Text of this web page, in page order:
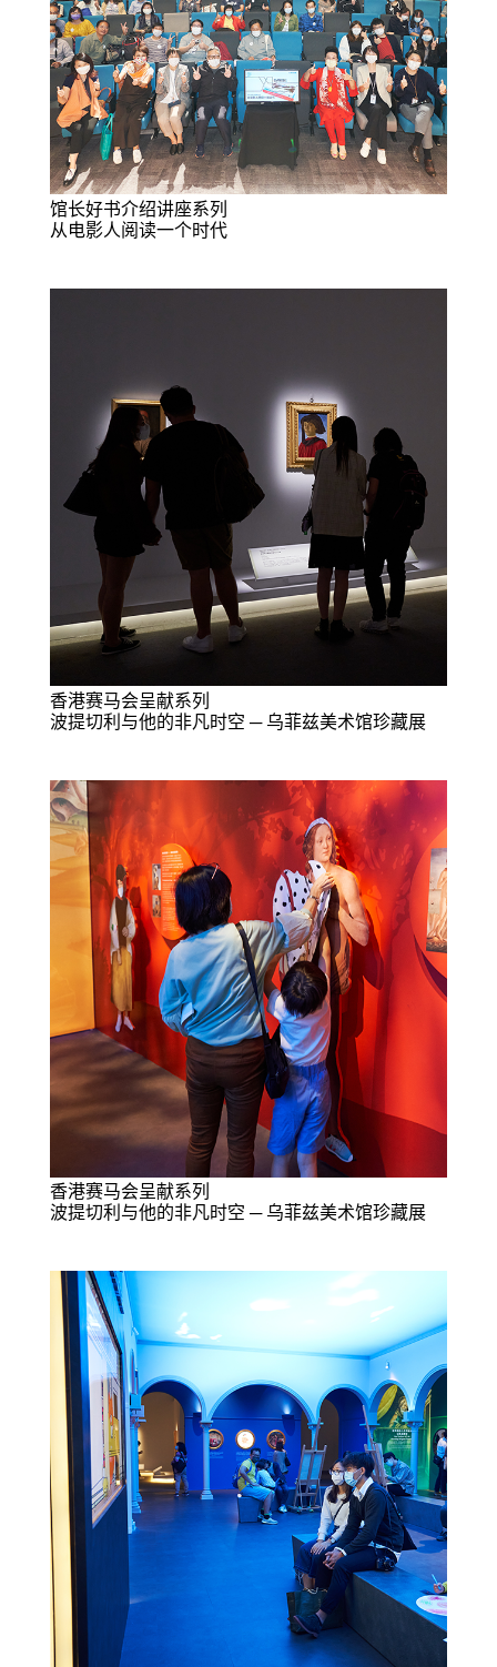
馆长好书介绍讲座系列
从电影人阅读一个时代
香港赛马会呈献系列
波提切利与他的非凡时空 ─ 乌菲兹美术馆珍藏展
香港赛马会呈献系列
波提切利与他的非凡时空 ─ 乌菲兹美术馆珍藏展